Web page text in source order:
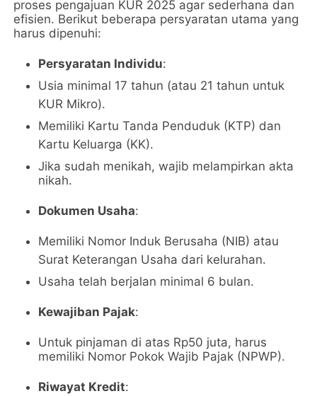
proses pengajuan KUR 2025 agar sederhana dan
efisien. Berikut beberapa persyaratan utama yang
harus dipenuhi:
Persyaratan Individu:
Usia minimal 17 tahun (atau 21 tahun untuk
KUR Mikro).
Memiliki Kartu Tanda Penduduk (KTP) dan
Kartu Keluarga (KK).
Jika sudah menikah, wajib melampirkan akta
nikah.
Dokumen Usaha:
Memiliki Nomor Induk Berusaha (NIB) atau
Surat Keterangan Usaha dari kelurahan.
Usaha telah berjalan minimal 6 bulan.
Kewajiban Pajak:
Untuk pinjaman di atas Rp50 juta, harus
memiliki Nomor Pokok Wajib Pajak (NPWP).
Riwayat Kredit: